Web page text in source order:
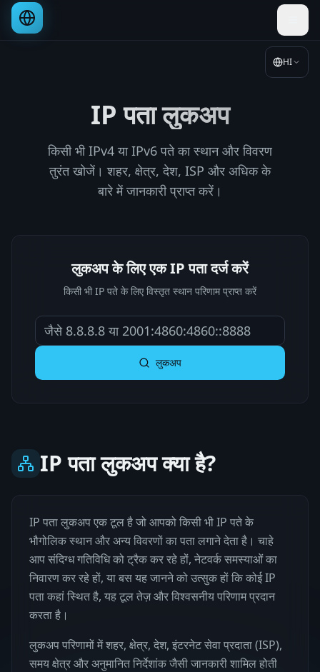
HI
IP पता लुकअप
किसी भी IPv4 या IPv6 पते का स्थान और विवरण
तुरंत खोजें। शहर, क्षेत्र, देश, ISP और अधिक के
बारे में जानकारी प्राप्त करें।
लुकअप के लिए एक IP पता दर्ज करें
किसी भी IP पते के लिए विस्तृत स्थान परिणाम प्राप्त करें
जैसे 8.8.8.8 या 2001:4860:4860::8888
लुकअप
IP पता लुकअप क्या है?
IP पता लुकअप एक टूल है जो आपको किसी भी IP पते के
भौगोलिक स्थान और अन्य विवरणों का पता लगाने देता है। चाहे
आप संदिग्ध गतिविधि को ट्रैक कर रहे हों, नेटवर्क समस्याओं का
निवारण कर रहे हों, या बस यह जानने को उत्सुक हों कि कोई IP
पता कहां स्थित है, यह टूल तेज़ और विश्वसनीय परिणाम प्रदान
करता है।
लुकअप परिणामों में शहर, क्षेत्र, देश, इंटरनेट सेवा प्रदाता (ISP),
समय क्षेत्र और अनुमानित निर्देशांक जैसी जानकारी शामिल होती